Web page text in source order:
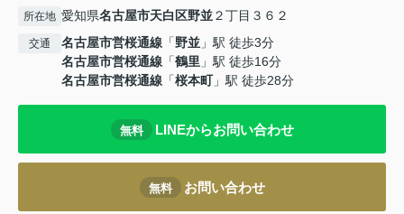
所在地 愛知県名古屋市天白区野並２丁目３６２
交通 名古屋市営桜通線 「野並 」駅 徒歩3分
名古屋市営桜通線 「鶴里 」駅 徒歩16分
名古屋市営桜通線 「桜本町」駅 徒歩28分
無料 LINEからお問い合わせ
無料 お問い合わせ